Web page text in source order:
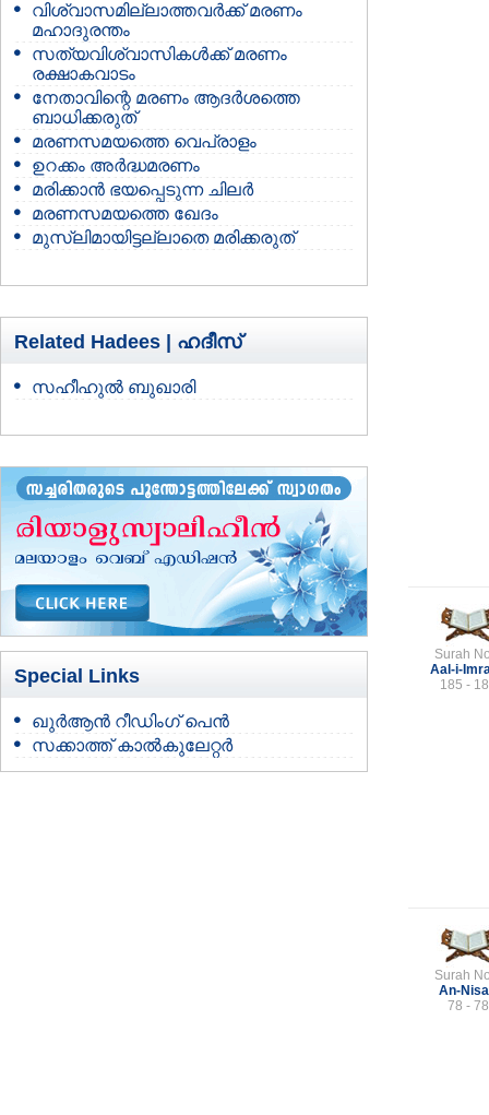
വിശ്വാസമില്ലാത്തവര്‍ക്ക് മരണം
മഹാദുരന്തം
സത്യവിശ്വാസികള്‍ക്ക് മരണം
രക്ഷാകവാടം
നേതാവിന്റെ മരണം ആദര്‍ശത്തെ
ബാധിക്കരുത്
മരണസമയത്തെ വെപ്രാളം
ഉറക്കം അര്‍ദ്ധമരണം
മരിക്കാന്‍ ഭയപ്പെടുന്ന ചിലര്‍
മരണസമയത്തെ ഖേദം
മുസ്ലിമായിട്ടല്ലാതെ മരിക്കരുത്
Related Hadees | ഹദീസ്
സഹീഹുല്‍ ബുഖാരി
Special Links
ഖുർആൻ റീഡിംഗ് പെൻ
സക്കാത്ത് കാൽകുലേറ്റർ
Surah
Aal-i-
185 -
Surah
An-
78 - 78